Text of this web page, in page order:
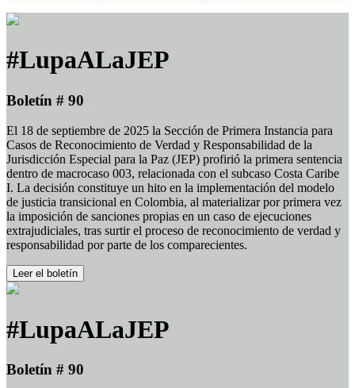
#LupaALaJEP
Boletín # 90
El 18 de septiembre de 2025 la Sección de Primera Instancia para
Casos de Reconocimiento de Verdad y Responsabilidad de la
Jurisdicción Especial para la Paz (JEP) profirió la primera sentencia
dentro de macrocaso 003, relacionada con el subcaso Costa Caribe
I. La decisión constituye un hito en la implementación del modelo
de justicia transicional en Colombia, al materializar por primera vez
la imposición de sanciones propias en un caso de ejecuciones
extrajudiciales, tras surtir el proceso de reconocimiento de verdad y
responsabilidad por parte de los comparecientes.
Leer el boletín
#LupaALaJEP
Boletín # 90